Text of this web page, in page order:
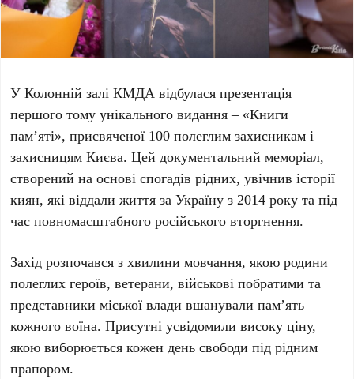
УКолонній залі КМДА відбулася презентація
першого тому унікального видання – «Книги
пам’яті», присвяченої 100 полеглим захисникам і
захисницям Києва. Цей документальний меморіал,
створений на основі спогадів рідних, увічнив історії
киян, які віддали життя за Українуз 2014 року та під
час повномасштабного російського вторгнення.
Захід розпочався з хвилини мовчання, якою родини
полеглих героїв, ветерани, військові побратими та
представники міської влади вшанували пам’ять
кожного воїна. Присутні усвідомили високу ціну,
якою виборюється кожен день свободи під рідним
прапором.